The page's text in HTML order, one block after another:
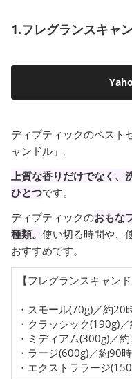
1.フレグランスキャ
ディプティックのベスト
ャンドル」。
上質な香りだけでなく
ひとつです。
ディプティックのおもな
種類。 使い切る時間や、
おすすめです。
【フレグランスキャン
・スモール(70g)／約20
・クラッシック(190g)
・ミディアム(300g)／
・ラージ(600g)／約90
・エクストララージ